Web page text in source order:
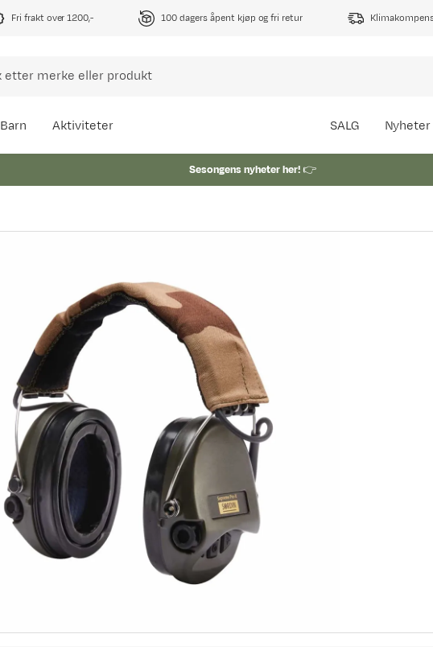
Fri frakt over 1200,- 100 dagers åpent kjøp og fri retur
Barn Aktiviteter SALG Nyheter
Sesongens nyheter her!👉